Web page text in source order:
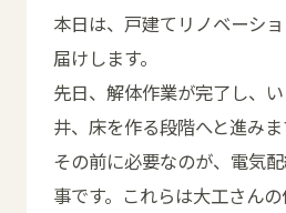
本日は、戸建てリノベーシ
届けします。
先日、解体作業が完了し、
井、床を作る段階へと進みま
その前に必要なのが、電気
事です。これらは大工さん